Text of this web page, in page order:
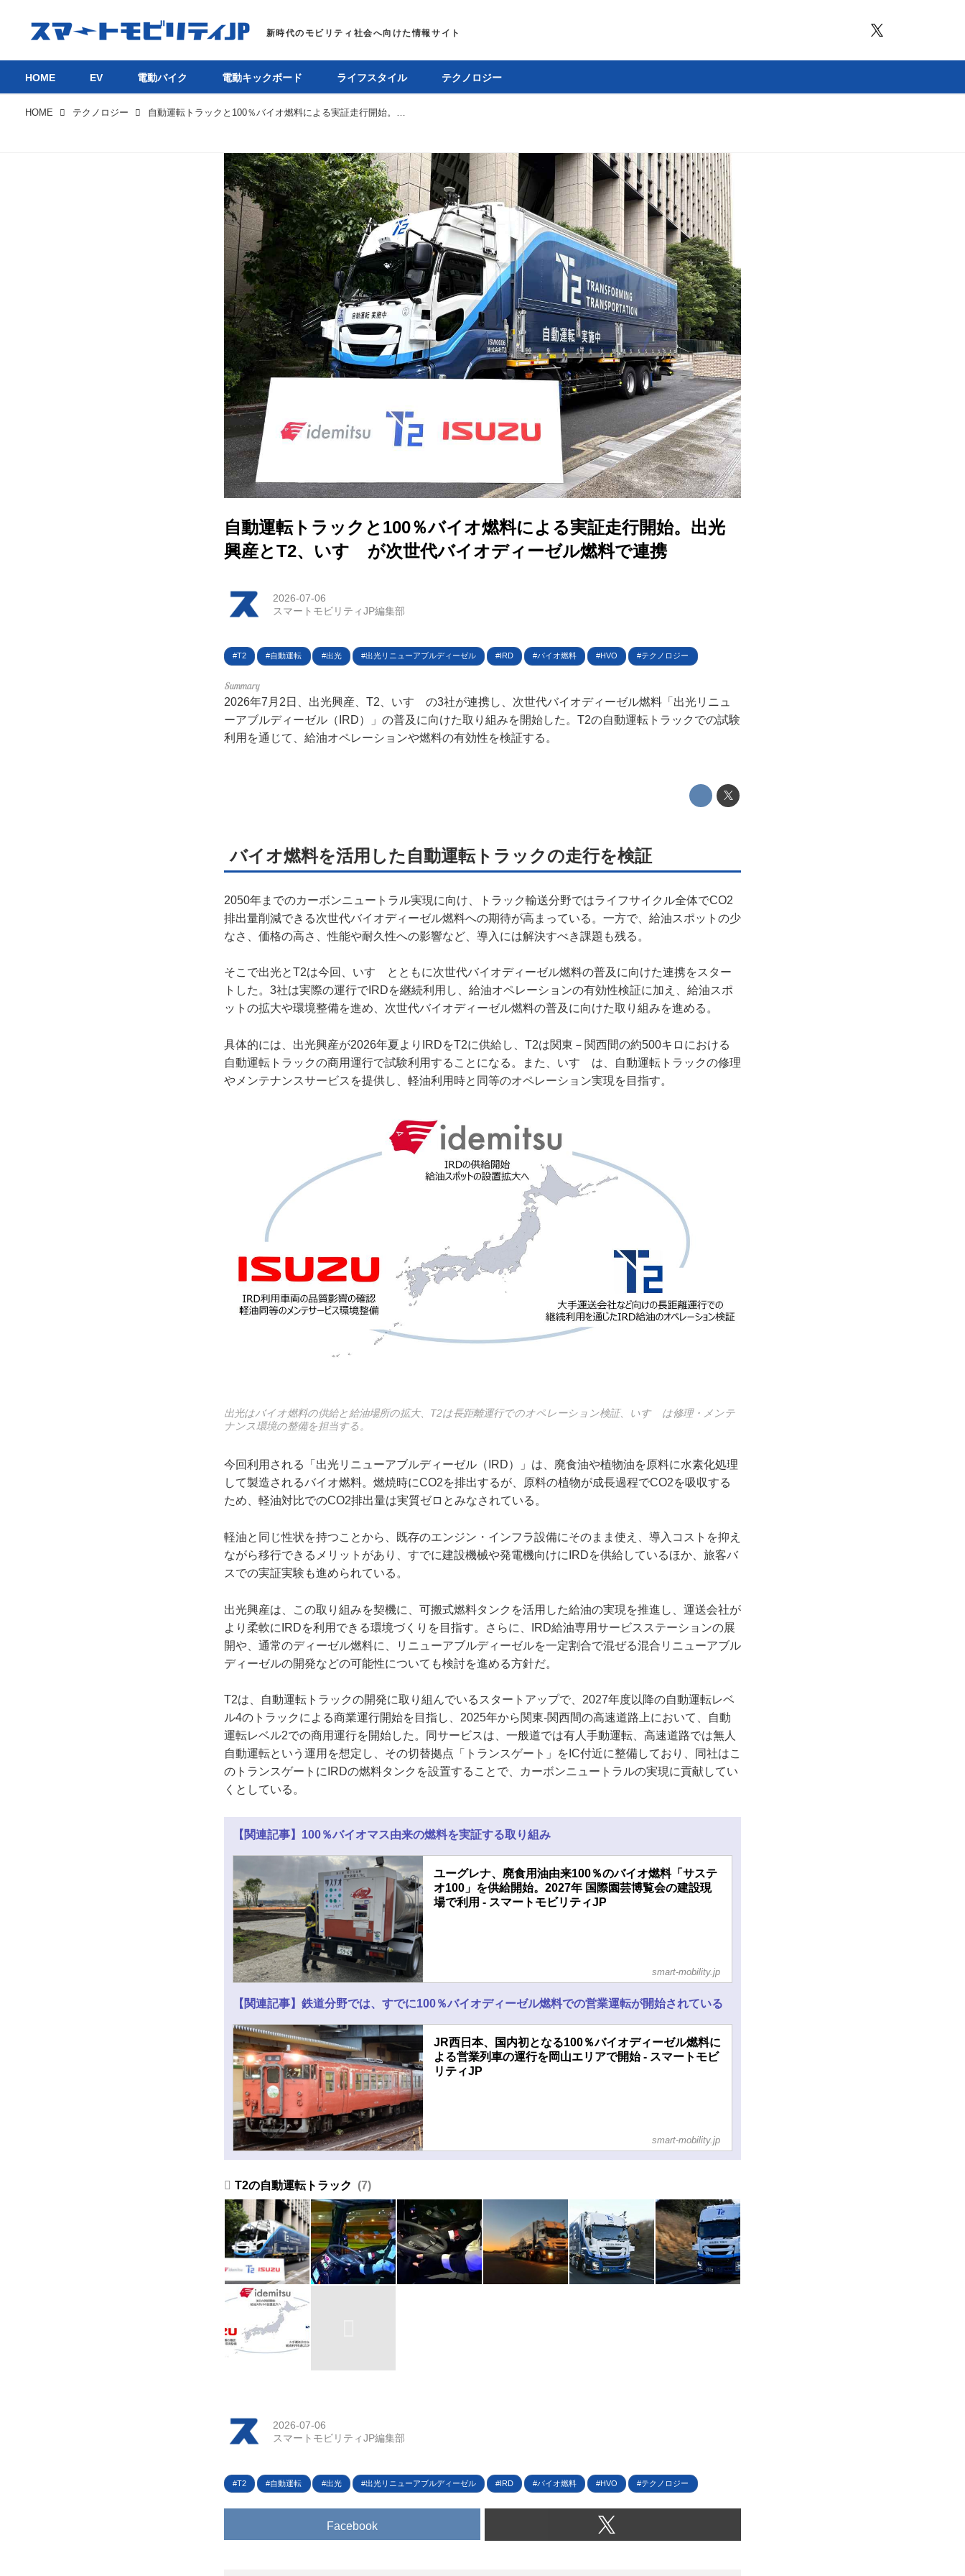
HOME
EV
ライフスタイル
このメディアについて
プライバシーポリシー
ライター名簿
お問い合せ
HOME EV 電動バイク 電動キックボード ライフスタイル テクノロジー
HOME テクノロジー 自動運転トラックと100％バイオ燃料による実証走行開始。出光興産とT2、いすゞが次世代バイオディーゼル燃料で連携
自動運転トラックと100％バイオ燃料による実証走行開始。出光
興産とT2、いすゞが次世代バイオディーゼル燃料で連携
2026-07-06
スマートモビリティJP編集部
T2 自動運転 出光 出光リニューアブルディーゼル IRD バイオ燃料 HVO テクノロジー
2026年7月2日、出光興産、T2、いすゞの3社が連携し、次世代バイオディーゼル燃料「出光リニュ
ーアブルディーゼル（IRD）」の普及に向けた取り組みを開始した。T2の自動運転トラックでの試験
利用を通じて、給油オペレーションや燃料の有効性を検証する。
バイオ燃料を活用した自動運転トラックの走行を検証
2050年までのカーボンニュートラル実現に向け、トラック輸送分野ではライフサイクル全体でCO2
排出量削減できる次世代バイオディーゼル燃料への期待が高まっている。一方で、給油スポットの少
なさ、価格の高さ、性能や耐久性への影響など、導入には解決すべき課題も残る。
そこで出光とT2は今回、いすゞとともに次世代バイオディーゼル燃料の普及に向けた連携をスター
トした。3社は実際の運行でIRDを継続利用し、給油オペレーションの有効性検証に加え、給油スポ
ットの拡大や環境整備を進め、次世代バイオディーゼル燃料の普及に向けた取り組みを進める。
具体的には、出光興産が2026年夏よりIRDをT2に供給し、T2は関東－関西間の約500キロにおける
自動運転トラックの商用運行で試験利用することになる。また、いすゞは、自動運転トラックの修理
やメンテナンスサービスを提供し、軽油利用時と同等のオペレーション実現を目指す。
出光はバイオ燃料の供給と給油場所の拡大、T2は長距離運行でのオペレーション検証、いすゞは修理・メンテ
ナンス環境の整備を担当する。
今回利用される「出光リニューアブルディーゼル（IRD）」は、廃食油や植物油を原料に水素化処理
して製造されるバイオ燃料。燃焼時にCO2を排出するが、原料の植物が成長過程でCO2を吸収する
ため、軽油対比でのCO2排出量は実質ゼロとみなされている。
軽油と同じ性状を持つことから、既存のエンジン・インフラ設備にそのまま使え、導入コストを抑え
ながら移行できるメリットがあり、すでに建設機械や発電機向けにIRDを供給しているほか、旅客バ
スでの実証実験も進められている。
出光興産は、この取り組みを契機に、可搬式燃料タンクを活用した給油の実現を推進し、運送会社が
より柔軟にIRDを利用できる環境づくりを目指す。さらに、IRD給油専用サービスステーションの展
開や、通常のディーゼル燃料に、リニューアブルディーゼルを一定割合で混ぜる混合リニューアブル
ディーゼルの開発などの可能性についても検討を進める方針だ。
T2は、自動運転トラックの開発に取り組んでいるスタートアップで、2027年度以降の自動運転レベ
ル4のトラックによる商業運行開始を目指し、2025年から関東-関西間の高速道路上において、自動
運転レベル2での商用運行を開始した。同サービスは、一般道では有人手動運転、高速道路では無人
自動運転という運用を想定し、その切替拠点「トランスゲート」をIC付近に整備しており、同社はこ
のトランスゲートにIRDの燃料タンクを設置することで、カーボンニュートラルの実現に貢献してい
くとしている。
【関連記事】100％バイオマス由来の燃料を実証する取り組み
ユーグレナ、廃食用油由来100％のバイオ燃料「サステ
オ100」を供給開始。2027年 国際園芸博覧会の建設現
場で利用 - スマートモビリティJP
smart-mobility.jp
【関連記事】鉄道分野では、すでに100％バイオディーゼル燃料での営業運転が開始されている
JR西日本、国内初となる100％バイオディーゼル燃料に
よる営業列車の運行を岡山エリアで開始 - スマートモビ
リティJP
smart-mobility.jp
T2の自動運転トラック 7
2026-07-06
スマートモビリティJP編集部
T2 自動運転 出光 出光リニューアブルディーゼル IRD バイオ燃料 HVO テクノロジー
Facebook